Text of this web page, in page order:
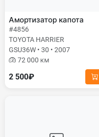
Амортизатор капота
#4856
TOYOTA HARRIER
GSU36W • 30 • 2007
72 000 км
2 500₽